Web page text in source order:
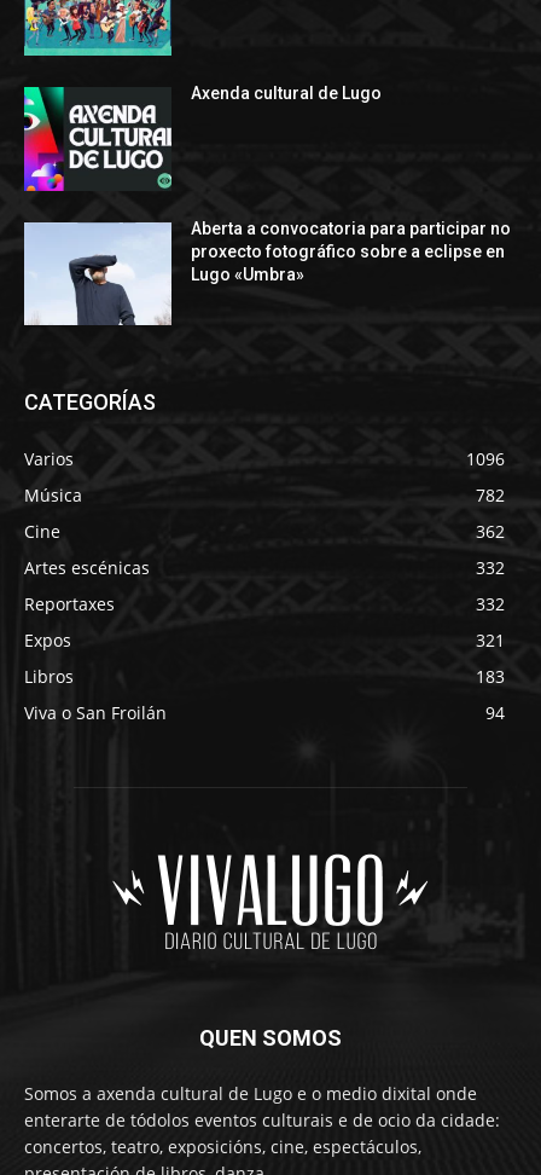
Axenda cultural de Lugo
Aberta a convocatoria para participar no
proxecto fotográfico sobre a eclipse en
Lugo «Umbra»
CATEGORÍAS
Varios
1096
Música
782
Cine
362
Artes escénicas
332
Reportaxes
332
Expos
321
Libros
183
Viva o San Froilán
94
QUEN SOMOS
Somos a axenda cultural de Lugo e o medio dixital onde
enterarte de tódolos eventos culturais e de ocio da cidade:
concertos, teatro, exposicións, cine, espectáculos,